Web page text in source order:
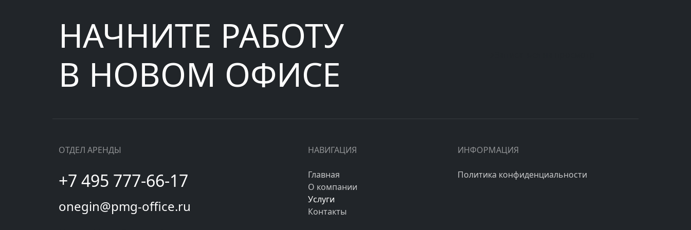
НАЧНИТЕ РАБОТУ
В НОВОМ ОФИСЕ
ОТДЕЛ АРЕНДЫ
+7 495 777-66-17
onegin@pmg-office.ru
НАВИГАЦИЯ
Главная
О компании
Услуги
Контакты
ИНФОРМАЦИЯ
Политика конфиденциальности